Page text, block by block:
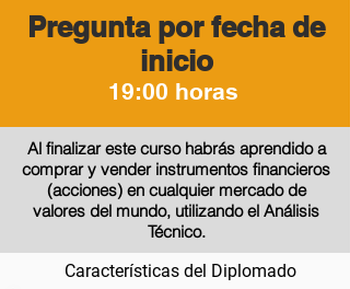
Pregunta por fecha de
inicio
19:00 horas
Al finalizar este curso habrás aprendido a
comprar y vender instrumentos financieros
(acciones) en cualquier mercado de
valores del mundo, utilizando el Análisis
Técnico.
Características del Diplomado